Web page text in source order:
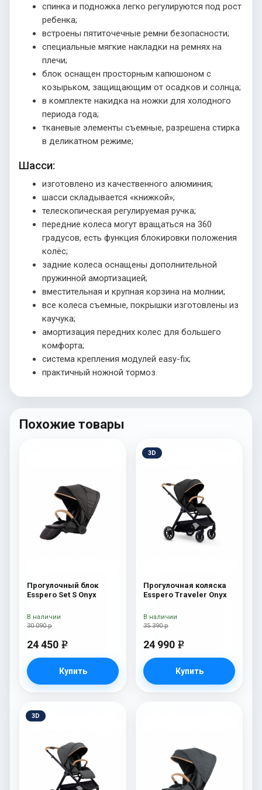
спинка и подножка легко регулируются под рост
ребенка;
встроены пятиточечные ремни безопасности;
специальные мягкие накладки на ремнях на
плечи;
блок оснащен просторным капюшоном с
козырьком, защищающим от осадков и солнца;
в комплекте накидка на ножки для холодного
периода года;
тканевые элементы съемные, разрешена стирка
в деликатном режиме;
Шасси:
изготовлено из качественного алюминия;
шасси складывается «книжкой»;
телескопическая регулируемая ручка;
передние колеса могут вращаться на 360
градусов, есть функция блокировки положения
колёс;
задние колеса оснащены дополнительной
пружинной амортизацией;
вместительная и крупная корзина на молнии;
все колеса съемные, покрышки изготовлены из
каучука;
амортизация передних колес для большего
комфорта;
система крепления модулей easy-fix;
практичный ножной тормоз.
Похожие товары
Прогулочный блок
Esspero Set S Onyx
30 090 р
24 450 e
Купить
В наличии
3D
Прогулочная коляска
Esspero Traveler Onyx
35 390 р
24 990 e
Купить
В наличии
3D